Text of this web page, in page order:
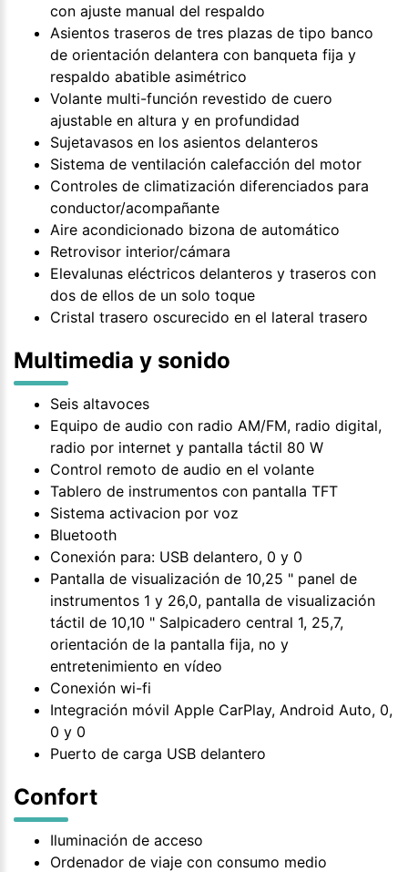
con ajuste manual del respaldo
Asientos traseros de tres plazas de tipo banco
de orientación delantera con banqueta fija y
respaldo abatible asimétrico
Volante multi-función revestido de cuero
ajustable en altura y en profundidad
Sujetavasos en los asientos delanteros
Sistema de ventilación calefacción del motor
Controles de climatización diferenciados para
conductor/acompañante
Aire acondicionado bizona de automático
Retrovisor interior/cámara
Elevalunas eléctricos delanteros y traseros con
dos de ellos de un solo toque
Cristal trasero oscurecido en el lateral trasero
Multimedia y sonido
Seis altavoces
Equipo de audio con radio AM/FM, radio digital,
radio por internet y pantalla táctil 80 W
Control remoto de audio en el volante
Tablero de instrumentos con pantalla TFT
Sistema activacion por voz
Bluetooth
Conexión para: USB delantero, 0 y 0
Pantalla de visualización de 10,25 " panel de
instrumentos 1 y 26,0, pantalla de visualización
táctil de 10,10 " Salpicadero central 1, 25,7,
orientación de la pantalla fija, no y
entretenimiento en vídeo
Conexión wi-fi
Integración móvil Apple CarPlay, Android Auto, 0,
0 y 0
Puerto de carga USB delantero
Confort
Iluminación de acceso
Ordenador de viaje con consumo medio